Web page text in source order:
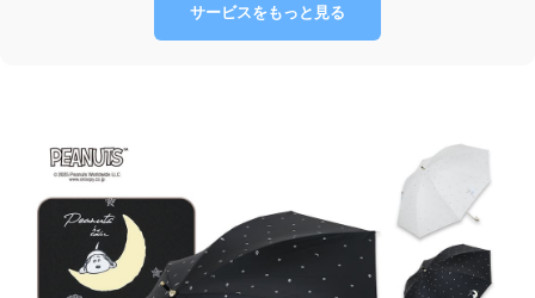
サービスをもっと見る